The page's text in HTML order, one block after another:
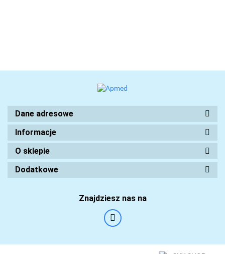
Dane adresowe
Informacje
O sklepie
Dodatkowe
Znajdziesz nas na